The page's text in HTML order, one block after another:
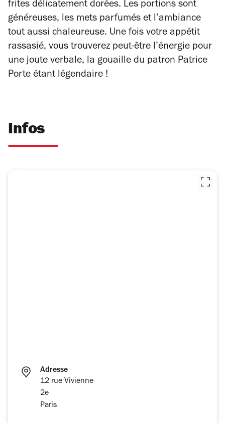
frites délicatement dorées. Les portions sont
généreuses, les mets parfumés et l’ambiance
tout aussi chaleureuse. Une fois votre appétit
rassasié, vous trouverez peut-être l’énergie pour
une joute verbale, la gouaille du patron Patrice
Porte étant légendaire !
Infos
Adresse
12 rue Vivienne
2e
Paris